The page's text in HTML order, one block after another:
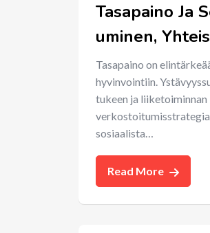
Tasapaino Ja
uminen,
Tasapaino on
hyvinvointiin.
tukeen ja liiketoiminnan
sosiaalista…
Read More